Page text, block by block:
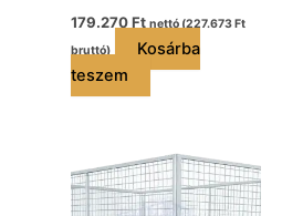
179.270Ft nettó (227.673Ft
bruttó)
Kosárba
teszem